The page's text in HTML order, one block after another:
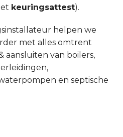
keuringsattest).
helpen we
met alles omtrent
aansluiten van boilers,
en septische